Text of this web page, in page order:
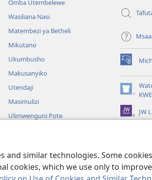
and similar technologies. Some
cookies, which we use only to
Omba Utembelewe
Wasiliana Nasi
Matembezi ya Betheli
Mikutano
Ukumbusho
Makusanyiko
Utendaji
Masimulizi
Ulimwenguni Pote
(opens
new
window)
(opens
new
window)
JW